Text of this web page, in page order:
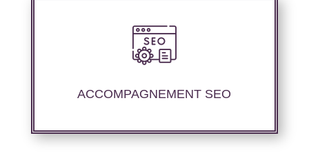
ACCOMPAGNEMENT SEO
Nous offrons un suivi et un rapport de
positionnement détaillé pour vous permettre